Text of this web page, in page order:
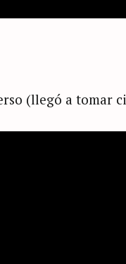
(llegó a tomar